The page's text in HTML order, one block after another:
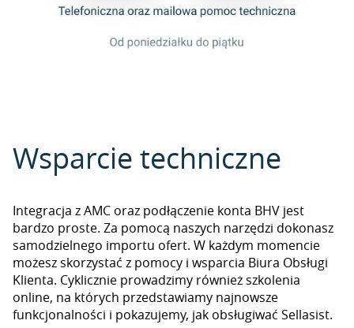
Wsparcie techniczne
Integracja z AMC oraz podłączenie konta BHV jest
bardzo proste. Za pomocą naszych narzędzi dokonasz
samodzielnego importu ofert. W każdym momencie
możesz skorzystać z pomocy i wsparcia Biura Obsługi
Klienta. Cyklicznie prowadzimy również szkolenia
online, na których przedstawiamy najnowsze
funkcjonalności i pokazujemy, jak obsługiwać Sellasist.